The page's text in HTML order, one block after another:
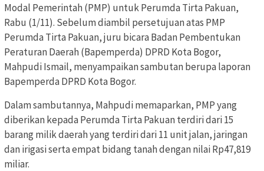
Modal Pemerintah (PMP) untuk Perumda Tirta Pakuan,
Rabu (1/11). Sebelum diambil persetujuan atas PMP
Perumda Tirta Pakuan, juru bicara Badan Pembentukan
Peraturan Daerah (Bapemperda) DPRD Kota Bogor,
Mahpudi Ismail, menyampaikan sambutan berupa laporan
Bapemperda DPRD Kota Bogor.
Dalam sambutannya, Mahpudi memaparkan, PMP yang
diberikan kepada Perumda Tirta Pakuan terdiri dari 15
barang milik daerah yang terdiri dari 11 unit jalan, jaringan
dan irigasi serta empat bidang tanah dengan nilai Rp47,819
miliar.